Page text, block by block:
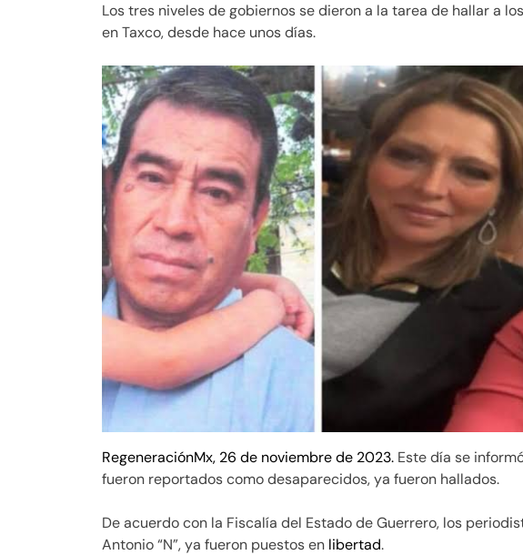
Los tres niveles de gobiernos se dieron a la tarea de hallar a
en Taxco, desde hace unos días.
RegeneraciónMx, 26 de noviembre de 2023. Este día se
fueron reportados como desaparecidos, ya fueron hallados.
De acuerdo con la Fiscalía del Estado de Guerrero, los
Antonio “N”, ya fueron puestos en libertad.